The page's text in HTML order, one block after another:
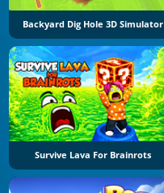
Backyard Dig Hole 3D Simulator
Survive Lava For Brainrots